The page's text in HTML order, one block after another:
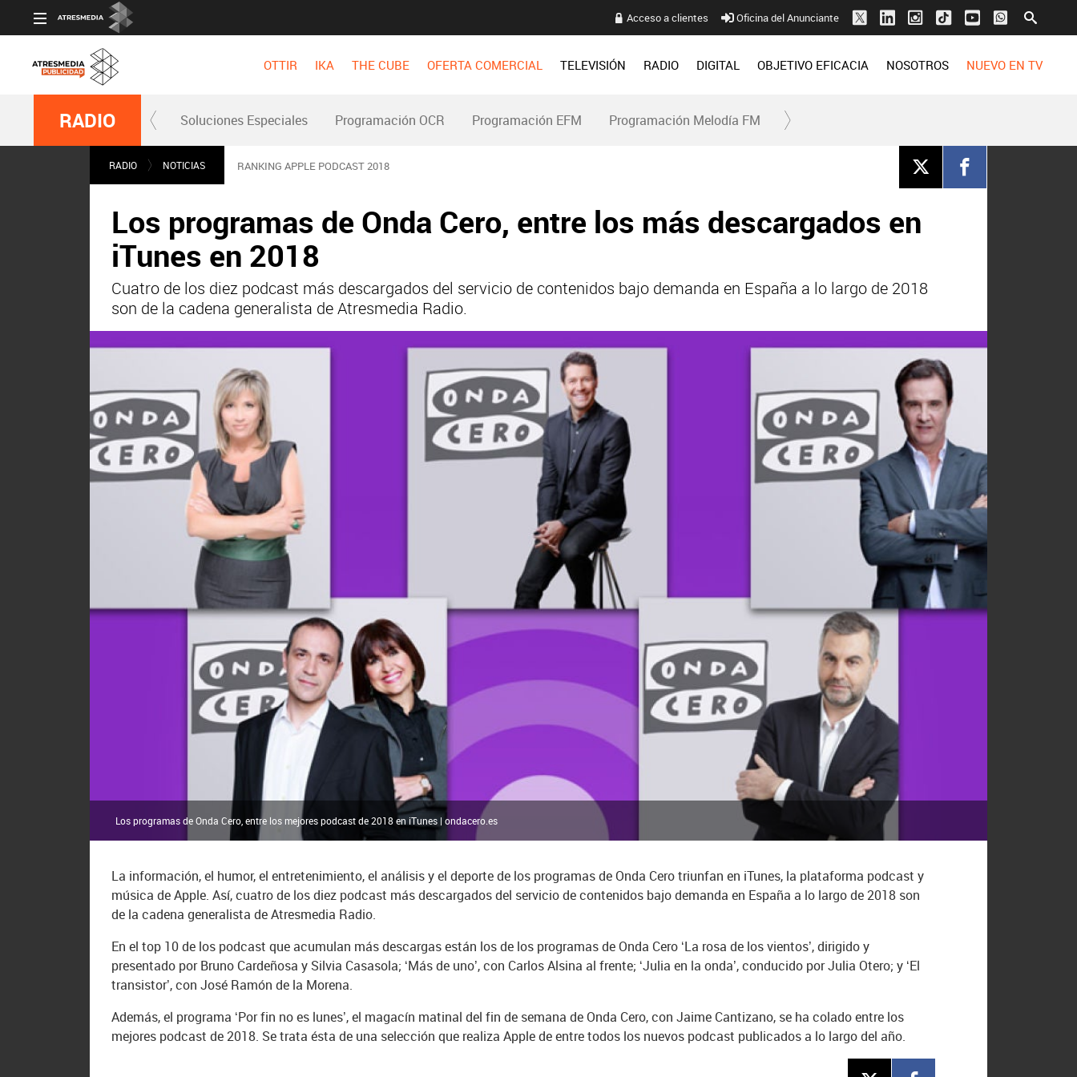
Acceso a clientes Oficina del Anunciante
OTTIR IKA THE CUBE OFERTA COMERCIAL TELEVISIÓN RADIO DIGITAL OBJETIVO EFICACIA NOSOTROS NUEVO EN TV
RADIO Soluciones Especiales Programación OCR Programación EFM Programación Melodía FM
RADIO NOTICIAS RANKING APPLE PODCAST 2018
Los programas de Onda Cero, entre los más descargados en
iTunes en 2018
Cuatro de los diez podcast más descargados del servicio de contenidos bajo demanda en España a lo largo de 2018
son de la cadena generalista de Atresmedia Radio.
Los programas de Onda Cero, entre los mejores podcast de 2018 en iTunes | ondacero.es
La información, el humor, el entretenimiento, el análisis y el deporte de los programas de Onda Cero triunfan en iTunes, la plataforma podcast y
música de Apple. Así, cuatro de los diez podcast más descargados del servicio de contenidos bajo demanda en España a lo largo de 2018 son
de la cadena generalista de Atresmedia Radio.
En el top 10 de los podcast que acumulan más descargas están los de los programas de Onda Cero ‘La rosa de los vientos’, dirigido y
presentado por Bruno Cardeñosa y Silvia Casasola; ‘Más de uno’, con Carlos Alsina al frente; ‘Julia en la onda’, conducido por Julia Otero; y ‘El
transistor’, con José Ramón de la Morena.
Además, el programa ‘Por fin no es lunes’, el magacín matinal del fin de semana de Onda Cero, con Jaime Cantizano, se ha colado entre los
mejores podcast de 2018. Se trata ésta de una selección que realiza Apple de entre todos los nuevos podcast publicados a lo largo del año.